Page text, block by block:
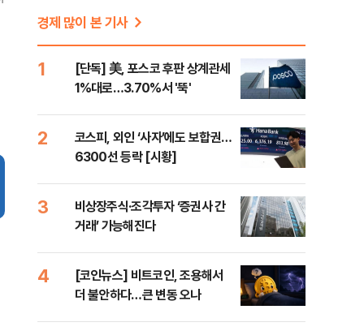
경제 많이 본 기사
1
[단독] 美, 포스코 후판 상계관세
1%대로…3.70%서 '뚝'
2
코스피, 외인 ‘사자’에도 보합권…
6300선 등락 [시황]
3
비상장주식·조각투자 ‘증권사 간
거래’ 가능해진다
4
[코인뉴스] 비트코인, 조용해서
더 불안하다…큰 변동 오나